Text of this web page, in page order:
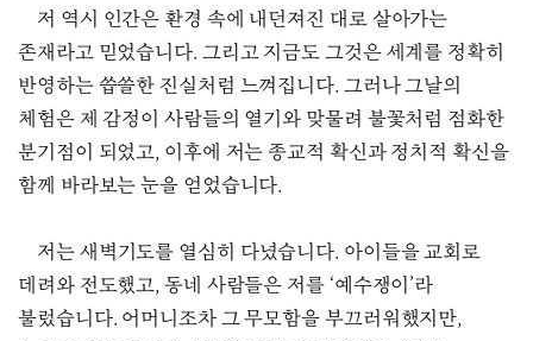
저 역시 인간은 환경 속에 내던져진 대로 살아가는
존재라고 믿었습니다. 그리고 지금도 그것은 세계를 정확히
반영하는 씁쓸한 진실처럼 느껴집니다. 그러나 그날의
체험은 제 감정이 사람들의 열기와 맞물려 불꽃처럼 점화한
분기점이 되었고, 이후에 저는 종교적 확신과 정치적 확신을
함께 바라보는 눈을 얻었습니다.
저는 새벽기도를 열심히 다녔습니다. 아이들을 교회로
데려와 전도했고, 동네 사람들은 저를 ‘예수쟁이’라
불렀습니다. 어머니조차 그 무모함을 부끄러워했지만,